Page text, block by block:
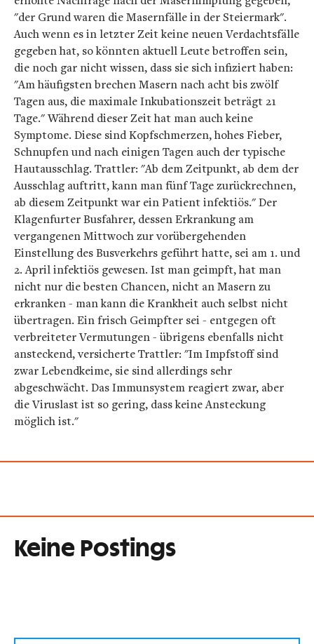
"der Grund waren die Masernfälle in der Steiermark".
Auch wenn es in letzter Zeit keine neuen Verdachtsfälle
gegeben hat, so könnten aktuell Leute betroffen sein,
die noch gar nicht wissen, dass sie sich infiziert haben:
"Am häufigsten brechen Masern nach acht bis zwölf
Tagen aus, die maximale Inkubationszeit beträgt 21
Tage." Während dieser Zeit hat man auch keine
Symptome. Diese sind Kopfschmerzen, hohes Fieber,
Schnupfen und nach einigen Tagen auch der typische
Hautausschlag. Trattler: "Ab dem Zeitpunkt, ab dem der
Ausschlag auftritt, kann man fünf Tage zurückrechnen,
ab diesem Zeitpunkt war ein Patient infektiös." Der
Klagenfurter Busfahrer, dessen Erkrankung am
vergangenen Mittwoch zur vorübergehenden
Einstellung des Busverkehrs geführt hatte, sei am 1. und
2. April infektiös gewesen. Ist man geimpft, hat man
nicht nur die besten Chancen, nicht an Masern zu
erkranken - man kann die Krankheit auch selbst nicht
übertragen. Ein frisch Geimpfter sei - entgegen oft
verbreiteter Vermutungen - übrigens ebenfalls nicht
ansteckend, versicherte Trattler: "Im Impfstoff sind
zwar Lebendkeime, sie sind allerdings sehr
abgeschwächt. Das Immunsystem reagiert zwar, aber
die Viruslast ist so gering, dass keine Ansteckung
möglich ist."
Keine Postings